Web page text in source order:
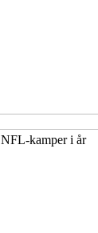
kamper i år